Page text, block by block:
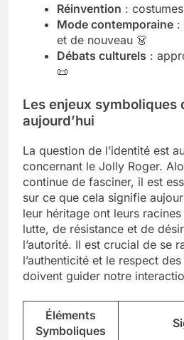
Réinvention :
Mode contemporaine :
et de nouveau 👗
Débats culturels :
📜
Les enjeux symboliques
aujourd’hui
La question de l’identité est
concernant le Jolly Roger.
continue de fasciner, il est
sur ce que cela signifie
leur héritage ont leurs
lutte, de résistance et de
l’autorité. Il est crucial de se
l’authenticité et le respect
doivent guider notre
Éléments
Symboliques